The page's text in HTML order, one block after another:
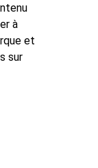
à
et
sur